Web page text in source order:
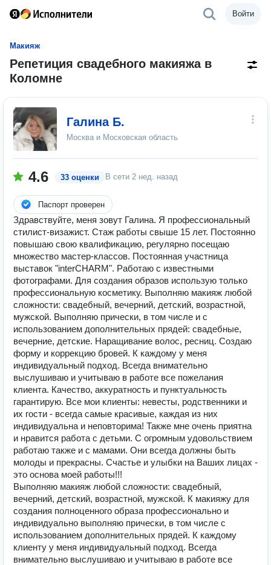
Войти
Макияж
Репетиция свадебного макияжа в
Коломне
Галина Б.
Москва и Московская область
4.6 33 оценки В сети 2 нед. назад
Паспорт проверен
Здравствуйте, меня зовут Галина. Я профессиональный
стилист-визажист. Стаж работы свыше 15 лет. Постоянно
повышаю свою квалификацию, регулярно посещаю
множество мастер-классов. Постоянная участница
выставок "interCHARM". Работаю с известными
фотографами. Для создания образов использую только
профессиональную косметику. Выполняю макияж любой
сложности: свадебный, вечерний, детский, возрастной,
мужской. Выполняю прически, в том числе и с
использованием дополнительных прядей: свадебные,
вечерние, детские. Наращивание волос, ресниц. Создаю
форму и коррекцию бровей. К каждому у меня
индивидуальный подход. Всегда внимательно
выслушиваю и учитываю в работе все пожелания
клиента. Качество, аккуратность и пунктуальность
гарантирую. Все мои клиенты: невесты, родственники и
их гости - всегда самые красивые, каждая из них
индивидуальна и неповторима! Также мне очень приятна
и нравится работа с детьми. С огромным удовольствием
работаю также и с мамами. Они всегда должны быть
молоды и прекрасны. Счастье и улыбки на Ваших лицах -
это основа моей работы!!!
Выполняю макияж любой сложности: свадебный,
вечерний, детский, возрастной, мужской. К макияжу для
создания полноценного образа профессионально и
индивидуально выполняю прически, в том числе с
использованием дополнительных прядей. К каждому
клиенту у меня индивидуальный подход. Всегда
внимательно выслушиваю и учитываю в работе все